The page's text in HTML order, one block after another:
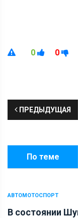
0 0
ПРЕДЫДУЩАЯ
По теме
АВТОМОТОСПОРТ
В состоянии